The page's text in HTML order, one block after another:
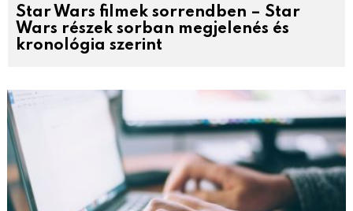
Star Wars filmek sorrendben – Star
Wars részek sorban megjelenés és
kronológia szerint